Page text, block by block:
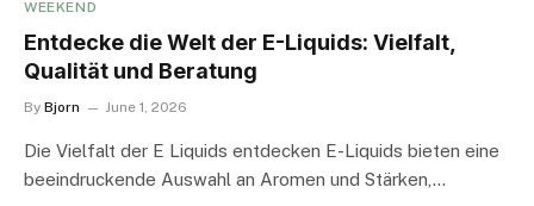
WEEKEND
Entdecke die Welt der E-Liquids: Vielfalt,
Qualität und Beratung
By Bjorn June 1, 2026
Die Vielfalt der E Liquids entdecken E-Liquids bieten eine
beeindruckende Auswahl an Aromen und Stärken,…